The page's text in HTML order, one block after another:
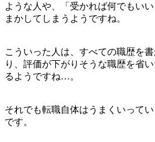
ような人や、「受かれば何でもい
まかしてしまうようですね。
こういった人は、すべての職歴を
り、評価が下がりそうな職歴を省
るようですね…。
それでも転職自体はうまくいって
です。